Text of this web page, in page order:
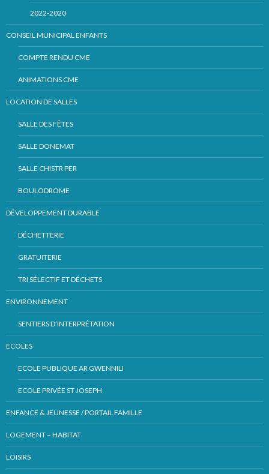
2022-2020
CONSEIL MUNICIPAL ENFANTS
COMPTE RENDU CME
ANIMATIONS CME
LOCATION DE SALLES
SALLE DES FÊTES
SALLE DONEMAT
SALLE CHISTR PER
BOULODROME
DÉVELOPPEMENT DURABLE
DÉCHETTERIE
GRATUITERIE
TRI SÉLECTIF ET DÉCHETS
ENVIRONNEMENT
SENTIERS D’INTERPRÉTATION
ECOLES
ECOLE PUBLIQUE AR GWENNILI
ECOLE PRIVÉE ST JOSEPH
ENFANCE & JEUNESSE / PORTAIL FAMILLE
LOGEMENT – HABITAT
LOISIRS